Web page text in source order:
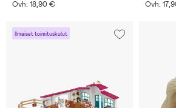
Ovh: 18,90 € Ovh:
Ilmaiset toimituskulut